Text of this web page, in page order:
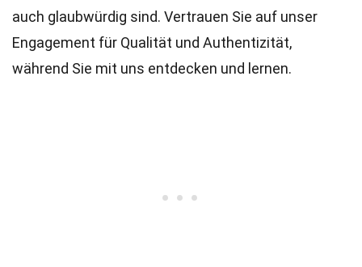
auch glaubwürdig sind. Vertrauen Sie auf unser
Engagement für Qualität und Authentizität,
während Sie mit uns entdecken und lernen.